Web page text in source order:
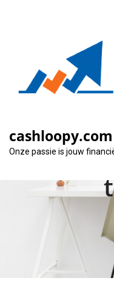
cashloopy.com
Onze passie is jouw